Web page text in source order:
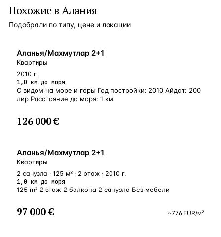
Похожие в Алания
Подобрали по типу, цене и локации
БЛИЗКО К МОРЮ
Аланья/Махмутлар 2+1
Квартиры
2010 г.
1,0 км до моря
С видом на море и горы Год постройки: 2010 Айдат: 200
лир Расстояние до моря: 1 км
126 000 €
БЛИЗКО К МОРЮ
Аланья/Махмутлар 2+1
Квартиры
2 санузла · 125 м² · 2 этаж · 2010 г.
1,0 км до моря
125 m² 2 этаж 2 балкона 2 санузла Без мебели
97 000 € ~776 EUR/м²